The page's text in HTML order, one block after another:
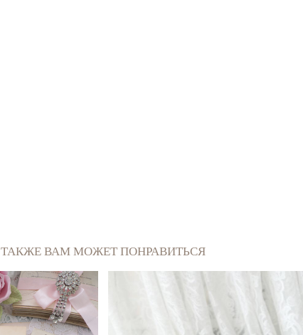
ТАКЖЕ ВАМ МОЖЕТ ПОНРАВИТЬСЯ